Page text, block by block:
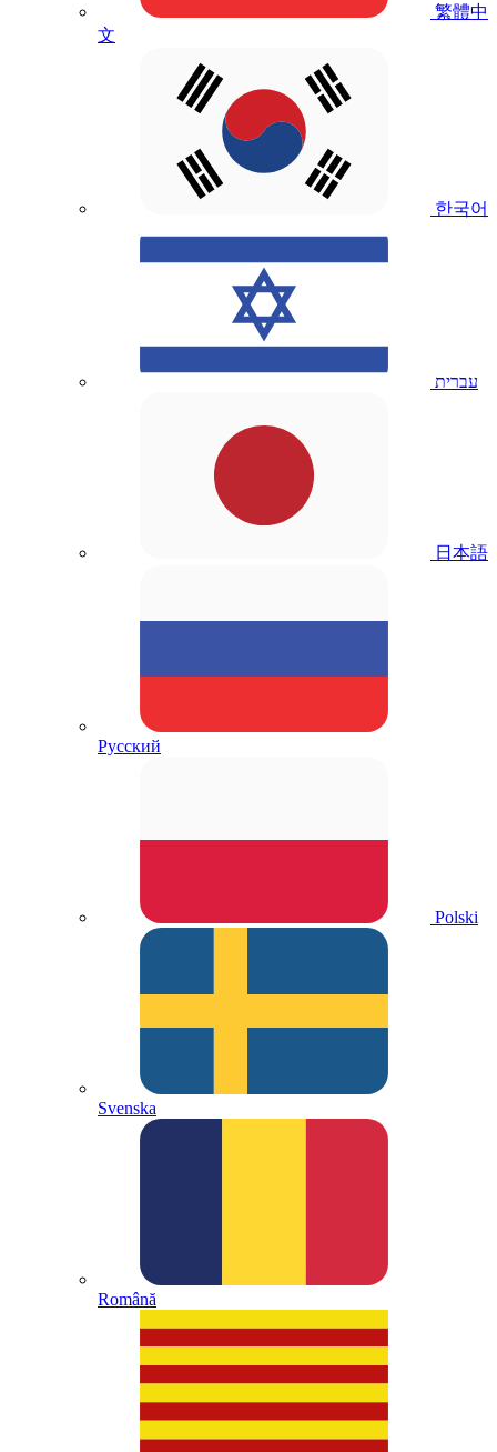
繁體中
文
한국어
עברית
日本語
Русский
Polski
Svenska
Română